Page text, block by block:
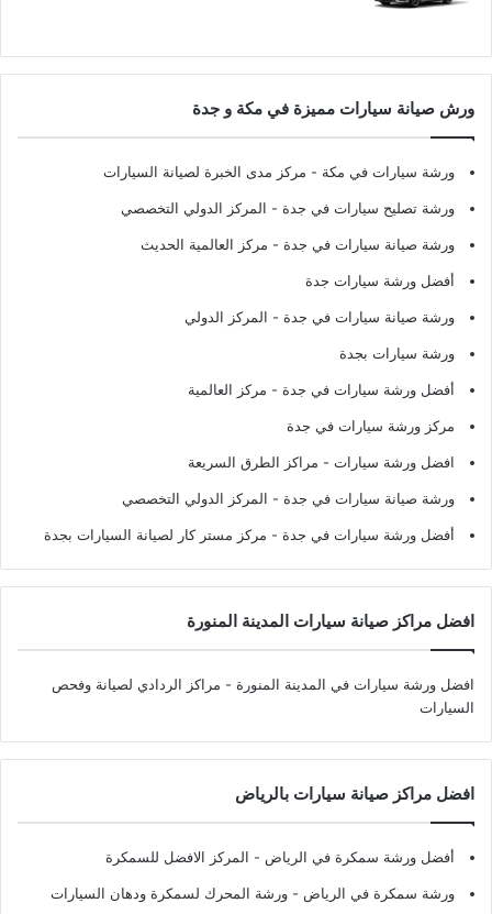
ورش صيانة سيارات مميزة في مكة و جدة
ورشة سيارات في مكة - مركز مدى الخبرة لصيانة السيارات
ورشة تصليح سيارات في جدة - المركز الدولي التخصصي
ورشة صيانة سيارات في جدة - مركز العالمية الحديث
أفضل ورشة سيارات جدة
ورشة صيانة سيارات في جدة - المركز الدولي
ورشة سيارات بجدة
أفضل ورشة سيارات في جدة - مركز العالمية
مركز ورشة سيارات في جدة
افضل ورشة سيارات - مراكز الطرق السريعة
ورشة صيانة سيارات في جدة - المركز الدولي التخصصي
أفضل ورشة سيارات في جدة - مركز مستر كار لصيانة السيارات بجدة
افضل مراكز صيانة سيارات المدينة المنورة
افضل ورشة سيارات في المدينة المنورة - مراكز الردادي لصيانة وفحص
السيارات
افضل مراكز صيانة سيارات بالرياض
أفضل ورشة سمكرة في الرياض - المركز الافضل للسمكرة
ورشة سمكرة في الرياض - ورشة المحرك لسمكرة ودهان السيارات